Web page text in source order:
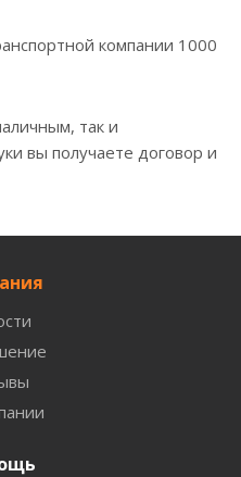
компании 1000
так и
вы получаете договор и